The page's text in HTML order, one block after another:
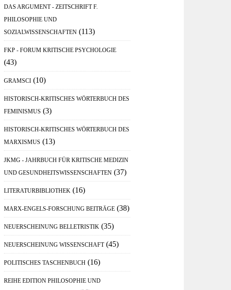
DAS ARGUMENT - ZEITSCHRIFT F.
PHILOSOPHIE UND
SOZIALWISSENSCHAFTEN (113)
FKP - FORUM KRITISCHE PSYCHOLOGIE
(43)
GRAMSCI (10)
HISTORISCH-KRITISCHES WÖRTERBUCH DES
FEMINISMUS (3)
HISTORISCH-KRITISCHES WÖRTERBUCH DES
MARXISMUS (13)
JKMG - JAHRBUCH FÜR KRITISCHE MEDIZIN
UND GESUNDHEITSWISSENSCHAFTEN (37)
LITERATURBIBLIOTHEK (16)
MARX-ENGELS-FORSCHUNG BEITRÄGE (38)
NEUERSCHEINUNG BELLETRISTIK (35)
NEUERSCHEINUNG WISSENSCHAFT (45)
POLITISCHES TASCHENBUCH (16)
REIHE EDITION PHILOSOPHIE UND